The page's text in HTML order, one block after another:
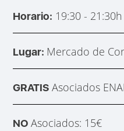
Horario: 19:30 - 21:30h
Lugar: Mercado de
GRATIS Asociados
NOAsociados: 15€